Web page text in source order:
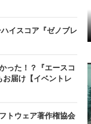
イスコア『ゼノブレ
った！？『エースコ
届け【イベントレ
トウェア著作権協会